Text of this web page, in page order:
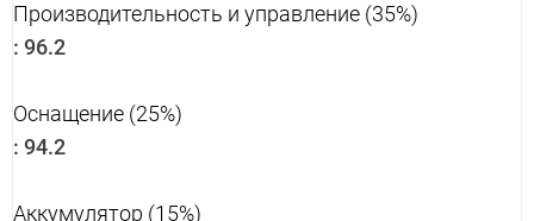
Производительность и управление (35%)
: 96.2
Оснащение (25%)
: 94.2
Аккумулятор (15%)